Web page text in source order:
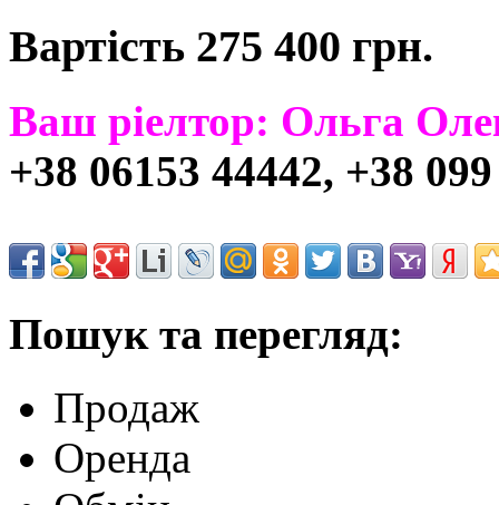
Вартість 275 400 грн.
Ваш ріелтор: Ольга
+38 06153 44442, +38
Пошук та перегляд:
Продаж
Оренда